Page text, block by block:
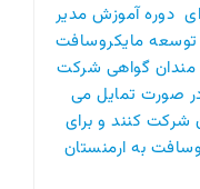
دوره آموزش مدیر
مایکروسافت
مندان گواهی شرکت
در صورت تمایل می
شرکت کنند و برای
به ارمنستان